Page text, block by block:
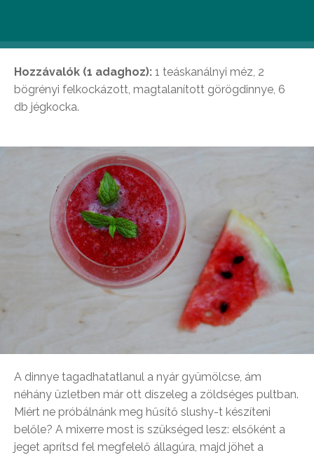
Hozzávalók (1 adaghoz): 1 teáskanálnyi méz, 2
bögrényi felkockázott, magtalanított görögdinnye, 6
db jégkocka.
A dinnye tagadhatatlanul a nyár gyümölcse, ám
néhány üzletben már ott díszeleg a zöldséges pultban.
Miért ne próbálnánk meg hűsítő slushy-t készíteni
belőle? A mixerre most is szükséged lesz: elsőként a
jeget aprítsd fel megfelelő állagúra, majd jöhet a